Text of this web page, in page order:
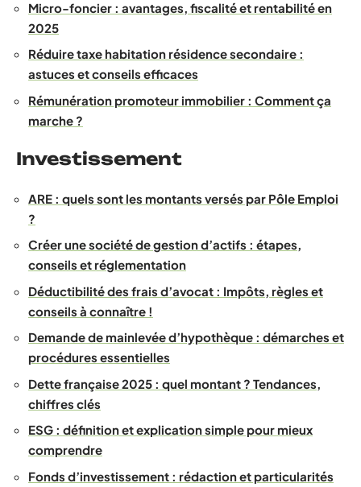
Micro-foncier : avantages, fiscalité et rentabilité en
2025
Réduire taxe habitation résidence secondaire :
astuces et conseils efficaces
Rémunération promoteur immobilier : Comment ça
marche ?
Investissement
ARE : quels sont les montants versés par Pôle Emploi
?
Créer une société de gestion d’actifs : étapes,
conseils et réglementation
Déductibilité des frais d’avocat : Impôts, règles et
conseils à connaître !
Demande de mainlevée d’hypothèque : démarches et
procédures essentielles
Dette française 2025 : quel montant ? Tendances,
chiffres clés
ESG : définition et explication simple pour mieux
comprendre
Fonds d’investissement : rédaction et particularités